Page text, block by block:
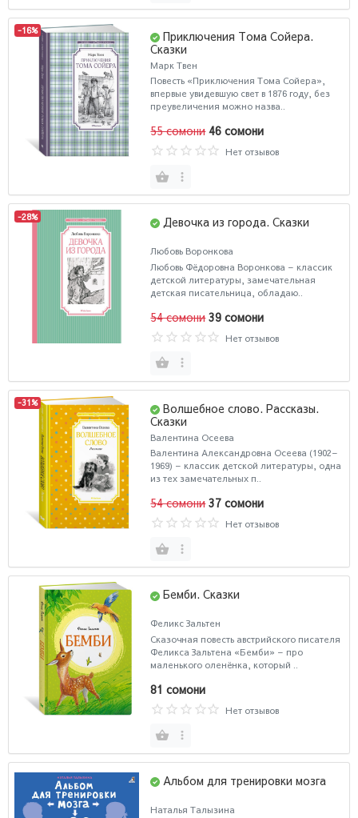
-16%
Приключения Тома Сойера.
Сказки
Марк Твен
Повесть «Приключения Тома Сойера»,
впервые увидевшую свет в 1876 году, без
преувеличения можно назва..
55 сомони 46 сомони
Нет отзывов
-28% Девочка из города. Сказки
Любовь Воронкова
Любовь Фёдоровна Воронкова – классик
детской литературы, замечательная
детская писательница, обладаю..
54 сомони 39 сомони
Нет отзывов
-31%
Волшебное слово. Рассказы.
Сказки
Валентина Осеева
Валентина Александровна Осеева (1902–
1969) – классик детской литературы, одна
из тех замечательных п..
54 сомони 37 сомони
Нет отзывов
Бемби. Сказки
Феликс Зальтен
Сказочная повесть австрийского писателя
Феликса Зальтена «Бемби» – про
маленького оленёнка, который ..
81 сомони
Нет отзывов
Альбом для тренировки мозга
Наталья Талызина